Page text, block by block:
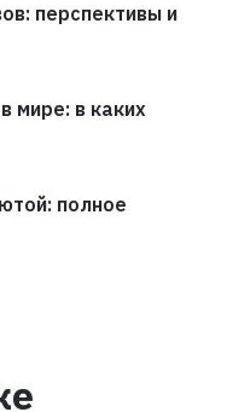
перспективы и
мире: в каких
полное